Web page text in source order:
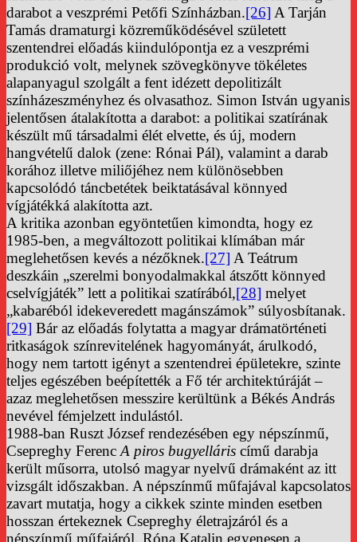
darabot a veszprémi Petőfi Színházban.[26] A Tarján
Tamás dramaturgi közreműködésével született
szentendrei előadás kiindulópontja ez a veszprémi
produkció volt, melynek szövegkönyve tökéletes
alapanyagul szolgált a fent idézett depolitizált
színházeszményhez és olvasathoz. Simon István ugyanis
jelentősen átalakította a darabot: a politikai szatírának
készült mű társadalmi élét elvette, és új, modern
hangvételű dalok (zene: Rónai Pál), valamint a darab
korához illetve miliőjéhez nem különösebben
kapcsolódó táncbetétek beiktatásával könnyed
vígjátékká alakította azt.
A kritika azonban egyöntetűen kimondta, hogy ez
1985-ben, a megváltozott politikai klímában már
meglehetősen kevés a nézőknek.[27] A Teátrum
deszkáin „szerelmi bonyodalmakkal átszőtt könnyed
cselvígjáték” lett a politikai szatírából,[28] melyet
„kabaréból idekeveredett magánszámok” súlyosbítanak.
[29] Bár az előadás folytatta a magyar drámatörténeti
ritkaságok színrevitelének hagyományát, árulkodó,
hogy nem tartott igényt a szentendrei épületekre, szinte
teljes egészében beépítették a Fő tér architektúráját –
azaz meglehetősen messzire kerültünk a Békés András
nevével fémjelzett indulástól.
1988-ban Ruszt József rendezésében egy népszínmű,
Csepreghy Ferenc A piros bugyelláris című darabja
került műsorra, utolsó magyar nyelvű drámaként az itt
vizsgált időszakban. A népszínmű műfajával kapcsolatos
zavart mutatja, hogy a cikkek szinte minden esetben
hosszan értekeznek Csepreghy életrajzáról és a
népszínmű műfajáról. Róna Katalin egyenesen a